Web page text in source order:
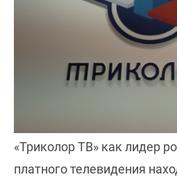
«Триколор ТВ» как лидер
платного телевидения